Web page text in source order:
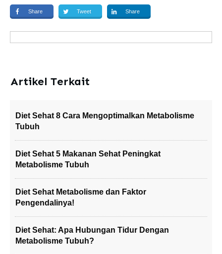
Share Tweet Share
Artikel Terkait
Diet Sehat 8 Cara Mengoptimalkan Metabolisme
Tubuh
Diet Sehat 5 Makanan Sehat Peningkat
Metabolisme Tubuh
Diet Sehat Metabolisme dan Faktor
Pengendalinya!
Diet Sehat: Apa Hubungan Tidur Dengan
Metabolisme Tubuh?